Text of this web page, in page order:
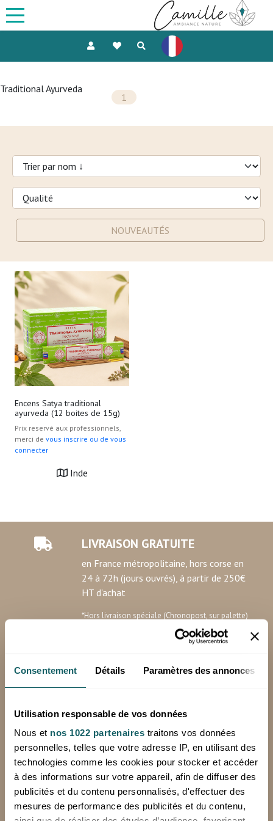
Consentement Détails Paramètres des annonces
Utilisation responsable de vos données
Nous et nos 1022 partenaires traitons vos données
personnelles, telles que votre adresse IP, en utilisant des
technologies comme les cookies pour stocker et accéder
à des informations sur votre appareil, afin de diffuser des
publicités et du contenu personnalisés, d'effectuer des
mesures de performance des publicités et du contenu,
Traditional Ayurveda
1
NOUVEAUTÉS
Encens Satya traditional
ayurveda (12 boites de 15g)
Prix reservé aux professionnels,
merci de vous inscrire ou de vous
connecter
Inde
LIVRAISON GRATUITE
en France métropolitaine, hors corse en
24 à 72h (jours ouvrés), à partir de 250€
HT d'achat
*Hors livraison spéciale (Chronopost, sur palette)
Minimum de commande: 100€ HT
RETOURS OFFERTS
sur votre première commande avec notre
étiquette de retour prépayée
PAIEMENT SECURISE
Achetez vos produits en toute sécurité
avec SystemPay, la solution de la Banque